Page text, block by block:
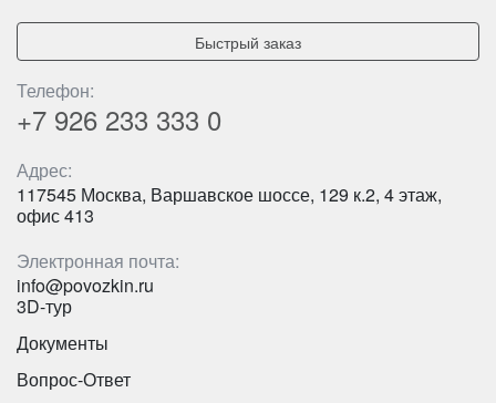
Текстильный центр «РИО»:
преимущества
Возможность купить разнообразную текстильную
продукцию из широкого ассортимента лучших
текстильных фабрик города Иваново;
Возможность совершить покупки по ценам
производителя, без посредников;
где вас ждут уютные номера для отдыха;
Менеджеры текстильного центра готовы в любую
Быстрый заказ
Телефон:
+7 926 233 333 0
Адрес:
117545 Москва, Варшавское шоссе, 129 к.2, 4 этаж,
офис 413
Электронная почта:
info@povozkin.ru
3D-тур
Документы
Вопрос-Ответ